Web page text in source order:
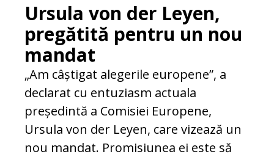
Ursula von der Leyen,
pregătită pentru un nou
mandat
„Am câștigat alegerile europene”, a
declarat cu entuziasm actuala
președintă a Comisiei Europene,
Ursula von der Leyen, care vizează un
nou mandat. Promisiunea ei este să